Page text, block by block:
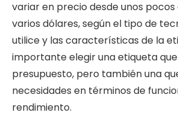
variar en precio desde unos
varios dólares, según el tipo de
utilice y las características de la
importante elegir una etiqueta que
presupuesto, pero también una
necesidades en términos de
rendimiento.